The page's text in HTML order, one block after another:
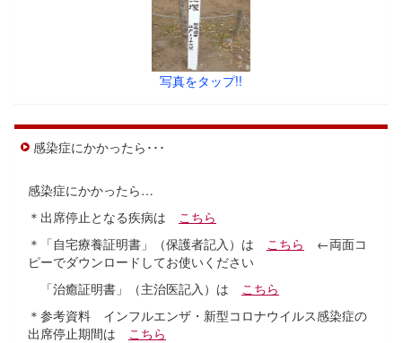
写真をタップ!!
感染症にかかったら･･･
感染症にかかったら…
＊出席停止となる疾病は こちら
＊「自宅療養証明書」（保護者記入）は こちら ←両面コ
ピーでダウンロードしてお使いください
「治癒証明書」（主治医記入）は こちら
＊参考資料 インフルエンザ・新型コロナウイルス感染症の
出席停止期間は こちら